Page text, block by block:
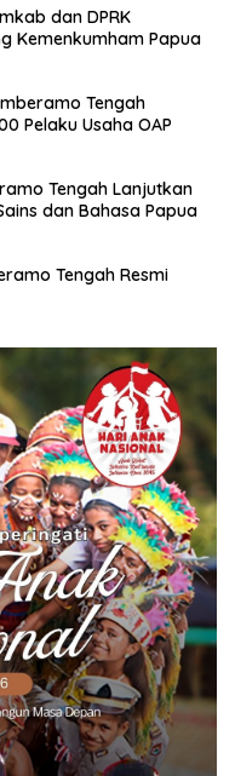
dan DPRK
Kemenkumham Papua
Tengah
Pelaku Usaha OAP
Tengah Lanjutkan
dan Bahasa Papua
Tengah Resmi